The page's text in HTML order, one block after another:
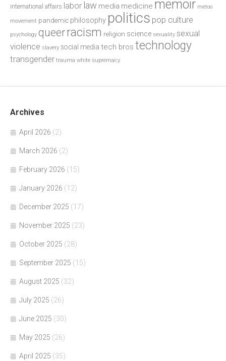
international affairs labor law media medicine memoir metoo
movement pandemic philosophy politics pop culture
psychology queerracism religion science sexuality sexual
violence slavery social media tech bros technology
transgender trauma white supremacy
Archives
April 2026 (2)
March 2026 (2)
February 2026 (15)
January 2026 (12)
December 2025 (17)
November 2025 (23)
October 2025 (28)
September 2025 (15)
August 2025 (32)
July 2025 (26)
June 2025 (30)
May 2025 (26)
April 2025 (35)